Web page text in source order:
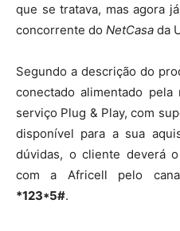
que se tratava, mas agora
concorrente do NetCasa da
Segundo a descrição do
conectado alimentado
serviço Plug & Play, com
disponível para a sua
dúvidas, o cliente deverá
com a Africell pelo
*123*5#.